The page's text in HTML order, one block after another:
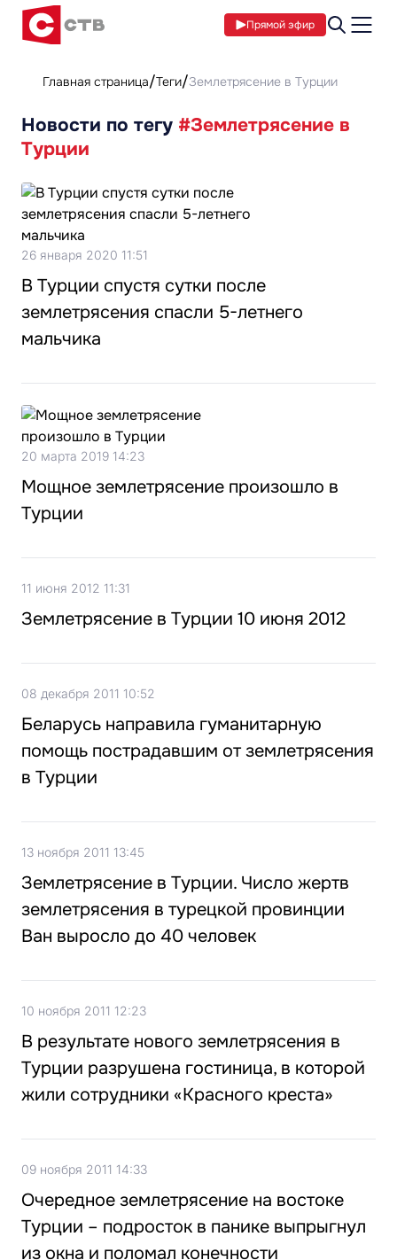
Прямой эфир
Главная страница Теги Землетрясение в Турции
Новости по тегу #Землетрясение в
Турции
26 января 2020 11:51
В Турции спустя сутки после
землетрясения спасли 5-летнего
мальчика
20 марта 2019 14:23
Мощное землетрясение произошло в
Турции
11 июня 2012 11:31
Землетрясение в Турции 10 июня 2012
08 декабря 2011 10:52
Беларусь направила гуманитарную
помощь пострадавшим от землетрясения
в Турции
13 ноября 2011 13:45
Землетрясение в Турции. Число жертв
землетрясения в турецкой провинции
Ван выросло до 40 человек
10 ноября 2011 12:23
В результате нового землетрясения в
Турции разрушена гостиница, в которой
жили сотрудники «Красного креста»
09 ноября 2011 14:33
Очередное землетрясение на востоке
Турции – подросток в панике выпрыгнул
из окна и поломал конечности